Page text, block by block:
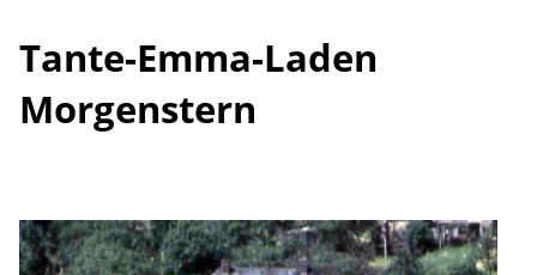
Tante-Emma-Laden
Morgenstern